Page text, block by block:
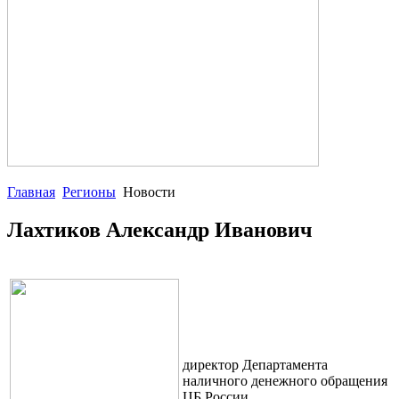
Главная Регионы Новости
Лахтиков Александр Иванович
директор Департамента
наличного денежного обращения